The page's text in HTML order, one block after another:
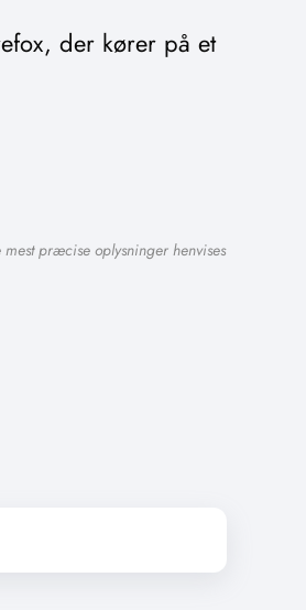
der kører på et
præcise oplysninger henvises